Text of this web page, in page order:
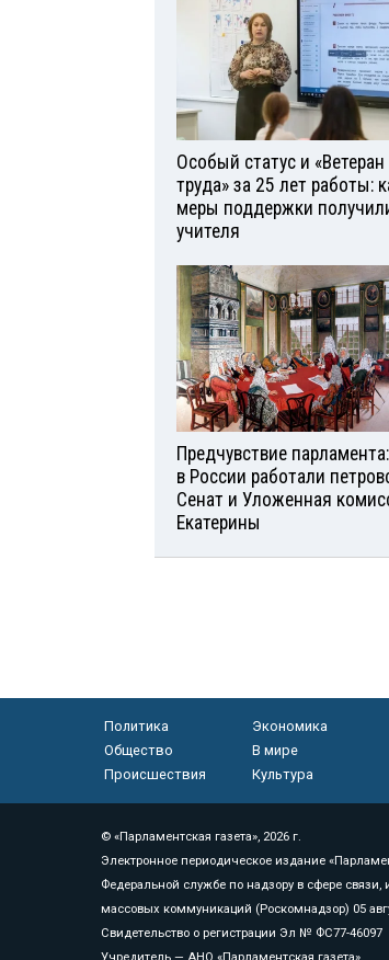
Особый статус и «Ветеран
труда» за 25 лет работы:
меры поддержки
учителя
Предчувствие
в России работали
Сенат и Уложенная
Екатерины
Политика
Экономика
Общество
В мире
Происшествия
Культура
© «Парламентская газета», 2026 г.
Электронное периодическое издание
Федеральной службе по надзору в сфере
массовых коммуникаций (Роскомнадзор) 05
Свидетельство о регистрации Эл № ФС77-46097